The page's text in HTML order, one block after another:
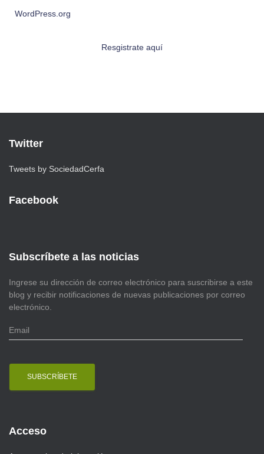
WordPress.org
Resgistrate aquí
Twitter
Tweets by SociedadCerfa
Facebook
Subscríbete a las noticias
Ingrese su dirección de correo electrónico para suscribirse a este
blog y recibir notificaciones de nuevas publicaciones por correo
electrónico.
E
m
i
Acceso